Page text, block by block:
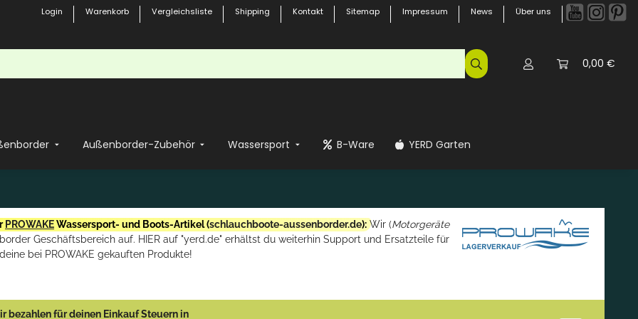
Login Warenkorb Vergleichsliste Shipping Kontakt Sitemap Impressum News Über uns
0,00 €
Außenborder-Zubehör Wassersport B-Ware YERD Garten
PROWAKEWassersport- und Boots-Artikel (schlauchboote-aussenborder.de): Wir (Motorgeräte
Geschäftsbereich auf. HIER auf "yerd.de" erhältst du weiterhin Support und Ersatzteile für
deine bei PROWAKE gekauften Produkte!
bezahlen für deinen Einkauf Steuern in